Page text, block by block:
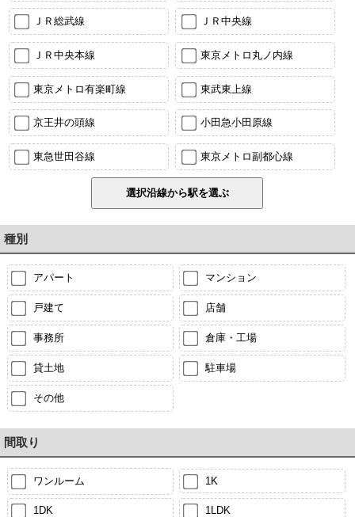
ＪＲ総武線 ＪＲ中央線
ＪＲ中央本線 東京メトロ丸ノ内線
東京メトロ有楽町線 東武東上線
京王井の頭線 小田急小田原線
東急世田谷線 東京メトロ副都心線
種別
アパート マンション
戸建て 店舗
事務所 倉庫・工場
貸土地 駐車場
その他
間取り
ワンルーム 1K
1DK 1LDK